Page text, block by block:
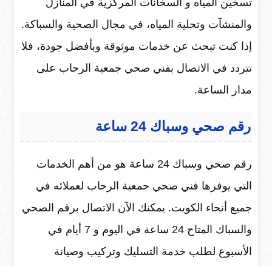
تسخين المياه و السخانات المركزية في المنازل
والمنشآت وتحلية المياه، في مجال الصحية والسباكة.
إذا كنت تبحث عن خدمات موثوقة وبأفضل جودة، فلا
تتردد في الاتصال بفني صحي جمعية الرحاب على
مدار الساعة.
رقم صحي وسباك 24 ساعة
رقم صحي وسباك 24 ساعة هو من أهم الخدمات
التي يوفرها فني صحي جمعية الرحاب لعملائه في
جميع أنحاء الكويت. يمكنك الآن الاتصال برقم الصحي
والسباك المتاح 24 ساعة في اليوم و 7 أيام في
الأسبوع لطلب خدمة التسليك وتركيب وصيانة